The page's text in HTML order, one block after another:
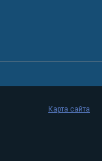
Карта сайта